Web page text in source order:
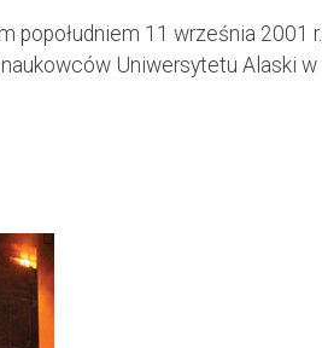
11 września 2001
Uniwersytetu Alaski w